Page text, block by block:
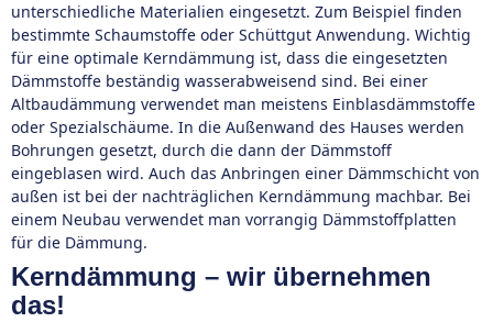
unterschiedliche Materialien eingesetzt. Zum Beispiel finden
bestimmte Schaumstoffe oder Schüttgut Anwendung. Wichtig
für eine optimale Kerndämmung ist, dass die eingesetzten
Dämmstoffe beständig wasserabweisend sind. Bei einer
Altbaudämmung verwendet man meistens Einblasdämmstoffe
oder Spezialschäume. In die Außenwand des Hauses werden
Bohrungen gesetzt, durch die dann der Dämmstoff
eingeblasen wird. Auch das Anbringen einer Dämmschicht von
außen ist bei der nachträglichen Kerndämmung machbar. Bei
einem Neubau verwendet man vorrangig Dämmstoffplatten
für die Dämmung.
Kerndämmung – wir übernehmen
das!